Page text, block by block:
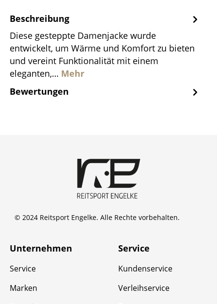
Beschreibung
Diese gesteppte Damenjacke wurde
entwickelt, um Wärme und Komfort zu bieten
und vereint Funktionalität mit einem
eleganten,… Mehr
Bewertungen
© 2024 Reitsport Engelke. Alle Rechte vorbehalten.
Unternehmen
Service
Marken
Service
Kundenservice
Verleihservice